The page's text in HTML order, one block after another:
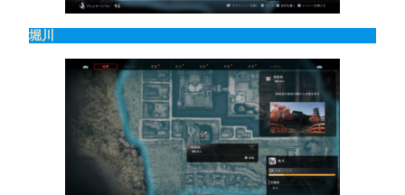
堀川